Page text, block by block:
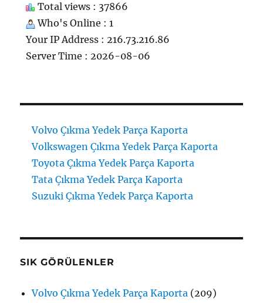
Total views : 37866
Who's Online : 1
Your IP Address : 216.73.216.86
Server Time : 2026-08-06
Volvo Çıkma Yedek Parça Kaporta
Volkswagen Çıkma Yedek Parça Kaporta
Toyota Çıkma Yedek Parça Kaporta
Tata Çıkma Yedek Parça Kaporta
Suzuki Çıkma Yedek Parça Kaporta
SIK GÖRÜLENLER
Volvo Çıkma Yedek Parça Kaporta (209)